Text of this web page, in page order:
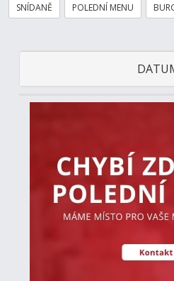
SNÍDANĚ POLEDNÍ MENU